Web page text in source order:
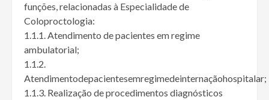
funções, relacionadas à Especialidade de
Coloproctologia:
1.1.1. Atendimento de pacientes em regime
ambulatorial;
1.1.2.
Atendimentodepacientesemregimedeinternaçãohospitalar;
1.1.3. Realização de procedimentos diagnósticos